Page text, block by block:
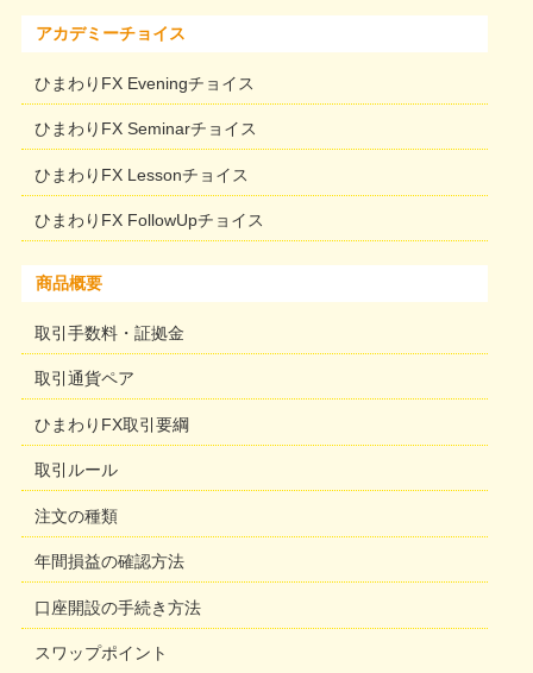
アカデミーチョイス
ひまわりFX Eveningチョイス
ひまわりFX Seminarチョイス
ひまわりFX Lessonチョイス
ひまわりFX FollowUpチョイス
商品概要
取引手数料・証拠金
取引通貨ペア
ひまわりFX取引要綱
取引ルール
注文の種類
年間損益の確認方法
口座開設の手続き方法
スワップポイント